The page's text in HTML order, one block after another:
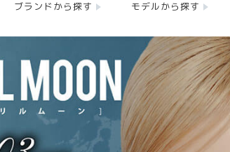
ブランドから探す モデルから探す